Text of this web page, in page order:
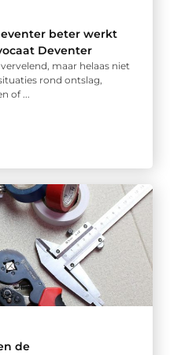
beter werkt
Deventer
maar helaas niet
rond ontslag,
of ...
de